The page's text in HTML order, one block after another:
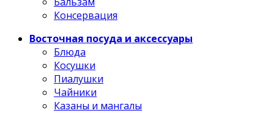
Консервация
Восточная посуда и аксессуары
Блюда
Косушки
Пиалушки
Чайники
Казаны и мангалы